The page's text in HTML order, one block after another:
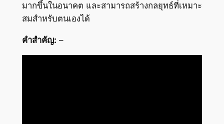
มากขึ้นในอนาคต และสามารถสร้างกลยุทธ์ที่เหมาะ
สมสำหรับตนเองได้
คำสำคัญ: –